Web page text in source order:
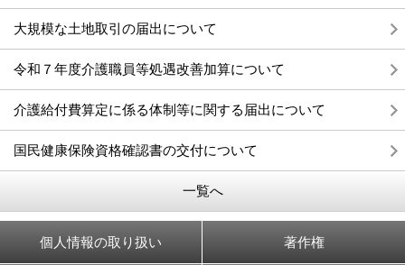
大規模な土地取引の届出について
令和７年度介護職員等処遇改善加算について
介護給付費算定に係る体制等に関する届出について
国民健康保険資格確認書の交付について
一覧へ
個人情報の取り扱い 著作権